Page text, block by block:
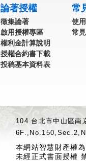
論著授權
徵集論著
啟用授權專區
權利金計算說明
授權合約書下載
投稿基本資料表
常
使
常
104 台北市中山區
本網站智慧財產權
未經正式書面授權